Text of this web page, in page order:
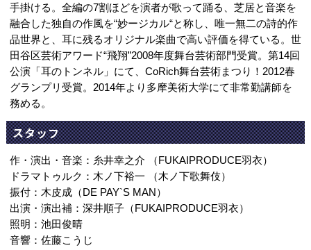
手掛ける。全編の7割ほどを演者が歌って踊る、芝居と音楽を
融合した独自の作風を“妙ージカル“と称し、唯一無二の詩的作
品世界と、耳に残るオリジナル楽曲で高い評価を得ている。世
田谷区芸術アワード“飛翔”2008年度舞台芸術部門受賞。第14回
公演「耳のトンネル」にて、CoRich舞台芸術まつり！2012春
グランプリ受賞。2014年より多摩美術大学にて非常勤講師を
務める。
スタッフ
作・演出・音楽：糸井幸之介 （FUKAIPRODUCE羽衣）
ドラマトゥルク：木ノ下裕一 （木ノ下歌舞伎）
振付：木皮成（DE PAY`S MAN）
出演・演出補：深井順子（FUKAIPRODUCE羽衣）
照明：池田俊晴
音響：佐藤こうじ